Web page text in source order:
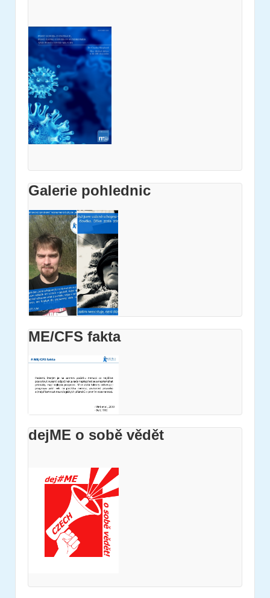
Galerie pohlednic
ME/CFS fakta
dejME o sobě vědět